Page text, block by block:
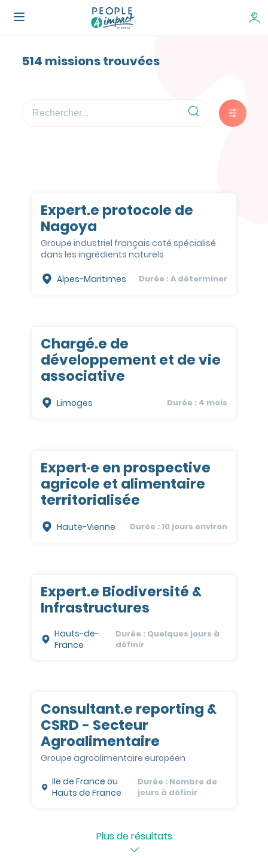
Rechercher des missions
514 missions trouvées
Expert.e protocole de
Nagoya
Groupe industriel français coté spécialisé
dans les ingrédients naturels
Alpes-Maritimes Durée : A déterminer
Chargé.e de
développement et de vie
associative
Limoges Durée : 4 mois
Expert·e en prospective
agricole et alimentaire
territorialisée
Haute-Vienne Durée : 10 jours environ
Expert.e Biodiversité &
Infrastructures
Hauts-de-
France
Durée : Quelques jours à
définir
Consultant.e reporting &
CSRD - Secteur
Agroalimentaire
Groupe agroalimentaire européen
Ile de France ou
Hauts de France
Durée : Nombre de
jours à définir
Plus de résultats